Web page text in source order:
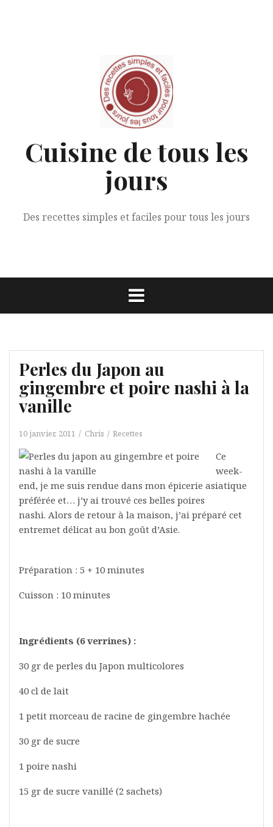
Cuisine de tous les
jours
Des recettes simples et faciles pour tous les jours
Perles du Japon au
gingembre et poire nashi à la
vanille
10 janvier, 2011 Chris Recettes
Ce
week-
end, je me suis rendue dans mon épicerie asiatique
préférée et… j’y ai trouvé ces belles poires
nashi. Alors de retour à la maison, j’ai préparé cet
entremet délicat au bon goût d’Asie.
Préparation : 5 + 10 minutes
Cuisson : 10 minutes
Ingrédients (6 verrines) :
30 gr de perles du Japon multicolores
40 cl de lait
1 petit morceau de racine de gingembre hachée
30 gr de sucre
1 poire nashi
15 gr de sucre vanillé (2 sachets)